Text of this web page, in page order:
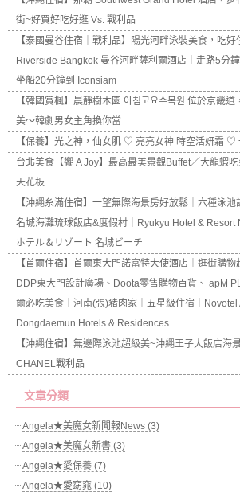
街~好買好吃好逛 Vs. 戰利品
【泰國曼谷住宿｜戰利品】陽光河畔泳裝美食，吃
Riverside Bangkok 曼谷河畔薩利爾酒店｜走路5分
坐船20分鐘到 Iconsiam
【韓國賞楓】晨靜樹木園 아침고요수목원 位於京畿
美～韓劇男女主角換你當
【保養】光之神，仙女肌 ♡ 亮亮女神 時空活妍霜 ♡
台北美食【饗 A Joy】最高最美景觀Buffet／大龍蝦
天花板
【沖繩糸滿住宿】一望無際海景房好放鬆｜六種泳池
名城海灘琉球飯店&度假村｜Ryukyu Hotel & Resort
ホテル＆リゾート 名城ビーチ
【首爾住宿】首爾東大門諾富特大使酒店｜逛街購物
DDP東大門設計廣場、Doota零售購物百貨、 apM
爾必吃美食｜河南(張)豬肉家｜五星級住宿｜
Dongdaemun Hotels & Residences
【沖繩住宿】無邊際泳池超級美~沖繩王子大飯店
CHANEL戰利品
文章分類
Angela★美魔女新聞報News (3)
Angela★美魔女新書 (3)
Angela★愛保養 (7)
Angela★愛窈窕 (10)